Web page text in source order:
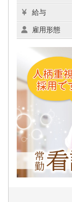
給与
雇用形態